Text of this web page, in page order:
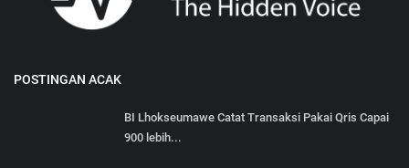
POSTINGAN ACAK
BI Lhokseumawe Catat Transaksi Pakai Qris Capai
900 lebih...